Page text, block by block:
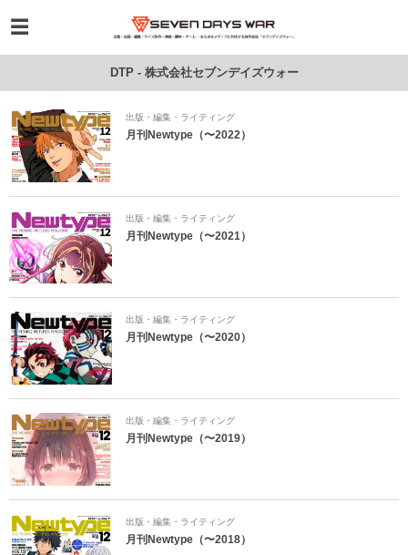
DTP - 株式会社セブンデイズウォー
出版・編集・ライティング
月刊Newtype（〜2022）
出版・編集・ライティング
月刊Newtype（〜2021）
出版・編集・ライティング
月刊Newtype（〜2020）
出版・編集・ライティング
月刊Newtype（〜2019）
出版・編集・ライティング
月刊Newtype（〜2018）